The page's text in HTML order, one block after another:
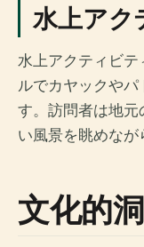
水上アク
水上アクティビ
ルでカヤックやパ
す。訪問者は地元
い風景を眺めなが
文化的